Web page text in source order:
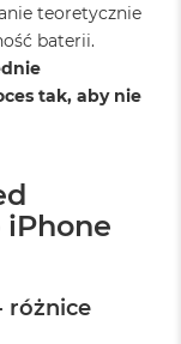
teoretycznie
baterii.
tak, aby nie
iPhone
różnice